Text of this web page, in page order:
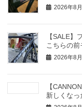
2026年8
【SALE】
こちらの
2026年8
【
新しくな